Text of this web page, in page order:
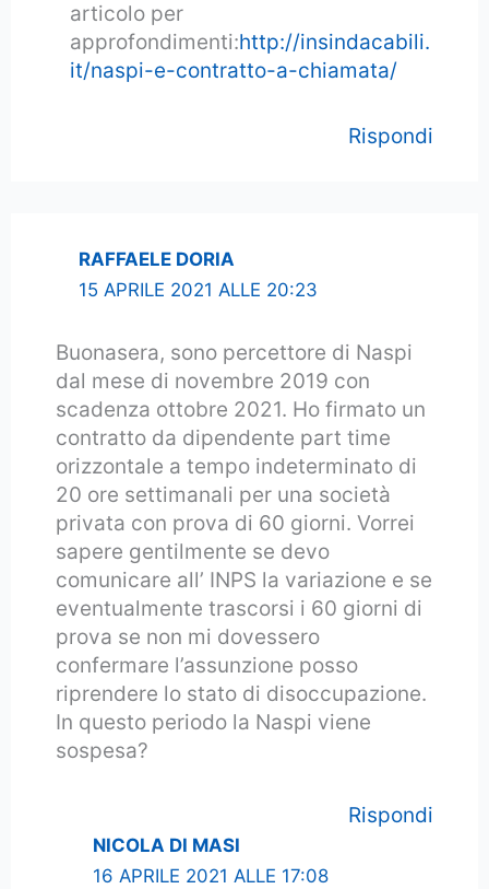
articolo per
approfondimenti:http://insindacabili.
it/naspi-e-contratto-a-chiamata/
Rispondi
RAFFAELE DORIA
15 APRILE 2021 ALLE 20:23
Buonasera, sono percettore di Naspi
dal mese di novembre 2019 con
scadenza ottobre 2021. Ho firmato un
contratto da dipendente part time
orizzontale a tempo indeterminato di
20 ore settimanali per una società
privata con prova di 60 giorni. Vorrei
sapere gentilmente se devo
comunicare all’ INPS la variazione e se
eventualmente trascorsi i 60 giorni di
prova se non mi dovessero
confermare l’assunzione posso
riprendere lo stato di disoccupazione.
In questo periodo la Naspi viene
sospesa?
Rispondi
NICOLA DI MASI
16 APRILE 2021 ALLE 17:08